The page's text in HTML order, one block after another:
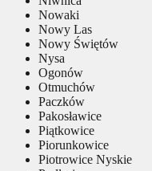
Nowaki
Nowy Las
Nowy Świętów
Nysa
Ogonów
Otmuchów
Paczków
Pakosławice
Piątkowice
Piorunkowice
Piotrowice Nyskie